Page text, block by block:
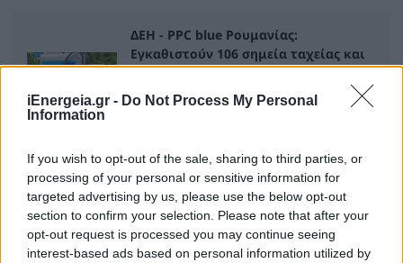
iEnergeia.gr - Do Not Process My Personal
Information
If you wish to opt-out of the sale, sharing to third parties, or
processing of your personal or sensitive information for
targeted advertising by us, please use the below opt-out
section to confirm your selection. Please note that after your
opt-out request is processed you may continue seeing
interest-based ads based on personal information utilized by
ΔΕΗ - PPC blue Ρουμανίας:
Εγκαθιστούν 106 σημεία ταχείας και
υπερταχείας φόρτισης σε μεγάλες
ευρωπαϊκές διαδρομές με Ευρωπαϊκή
χρηματοδότηση
Αυτή είναι η συσκευή που απειλεί να
«εξαφανίσει» το air fryer: Η
οικονομία στην εξίσωση
06 Ιουνίου 2026